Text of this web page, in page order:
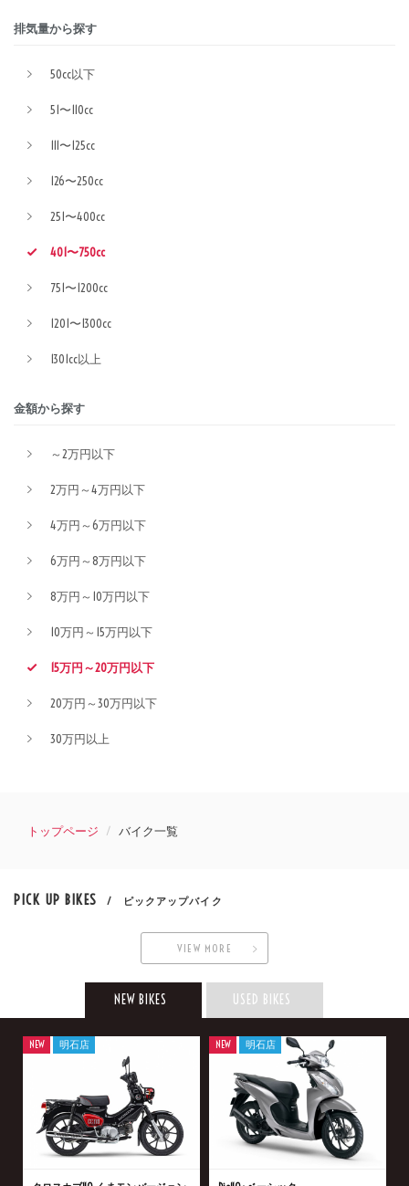
排気量から探す
50cc以下
51〜110cc
111〜125cc
126〜250cc
251〜400cc
401〜750cc
751〜1200cc
1201〜1300cc
1301cc以上
金額から探す
～2万円以下
2万円～4万円以下
4万円～6万円以下
6万円～8万円以下
8万円～10万円以下
10万円～15万円以下
15万円～20万円以下
20万円～30万円以下
30万円以上
トップページ バイク一覧
PICK UP BIKES / ピックアップバイク
VIEW MORE
NEW BIKES USED BIKES
NEW 明石店 NEW 明石店